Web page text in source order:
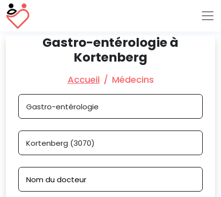
Gastro-entérologie à
Kortenberg
Accueil Médecins